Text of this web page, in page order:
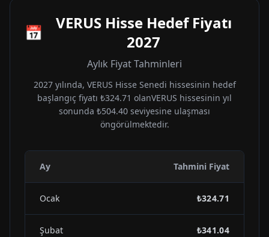
📅 VERUSHisse Hedef Fiyatı
2027
Aylık Fiyat Tahminleri
2027yılında, VERUS Hisse Senedi hissesinin hedef
başlangıç fiyatı ₺324.71 olanVERUS hissesinin yıl
sonunda ₺504.40 seviyesine ulaşması
öngörülmektedir.
Ay Tahmini Fiyat
Ocak ₺324.71
Şubat ₺341.04